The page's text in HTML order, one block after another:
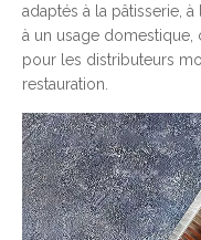
adaptés à la pâtisserie,
à un usage domestique,
pour les distributeurs
restauration.